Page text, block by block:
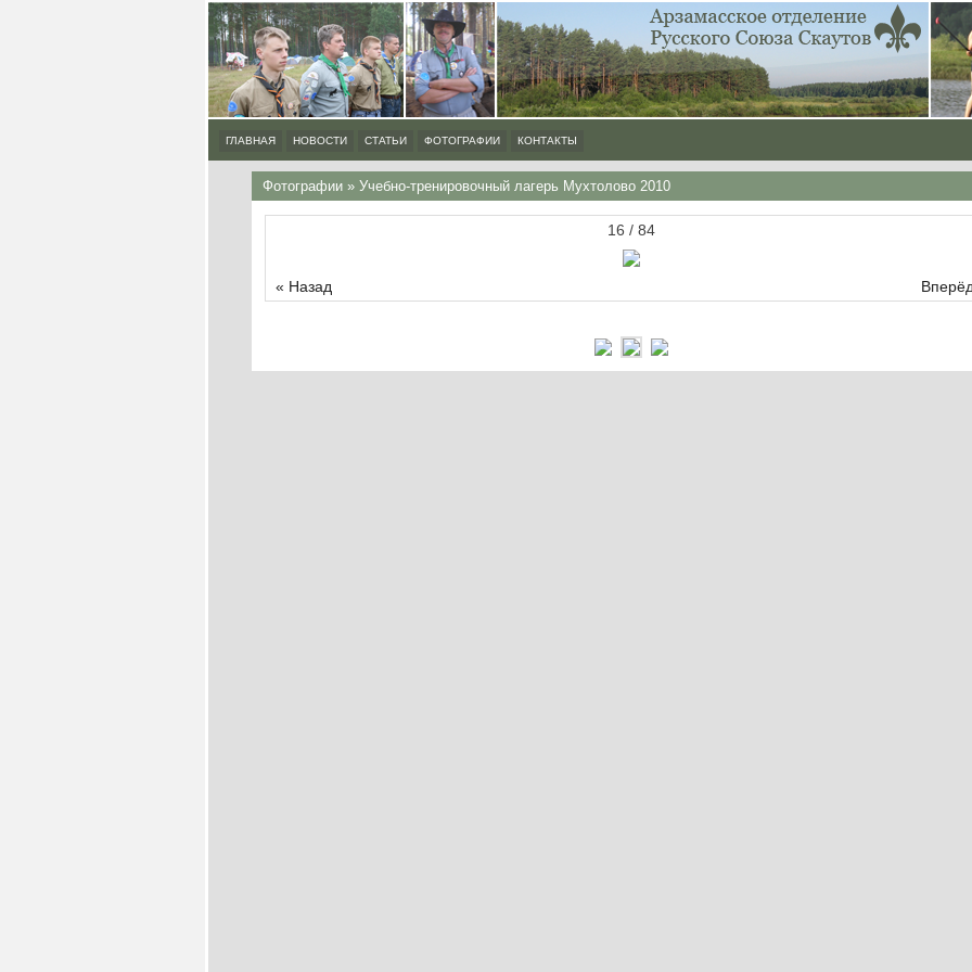
ГЛАВНАЯ НОВОСТИ СТАТЬИ ФОТОГРАФИИ КОНТАКТЫ
Фотографии » Учебно-тренировочный лагерь Мухтолово 2010
16 / 84
« Назад